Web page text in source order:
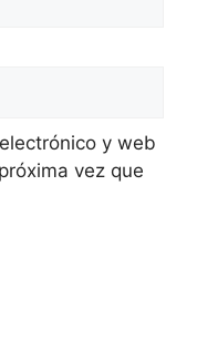
y web
vez que